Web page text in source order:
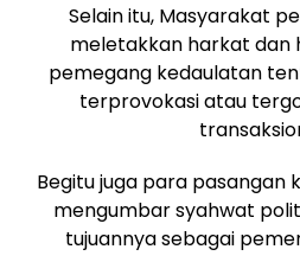
Selain itu, Masyarakat
meletakkan harkat dan
pemegang kedaulatan
terprovokasi atau
Begitu juga para pasangan
mengumbar syahwat
tujuannya sebagai